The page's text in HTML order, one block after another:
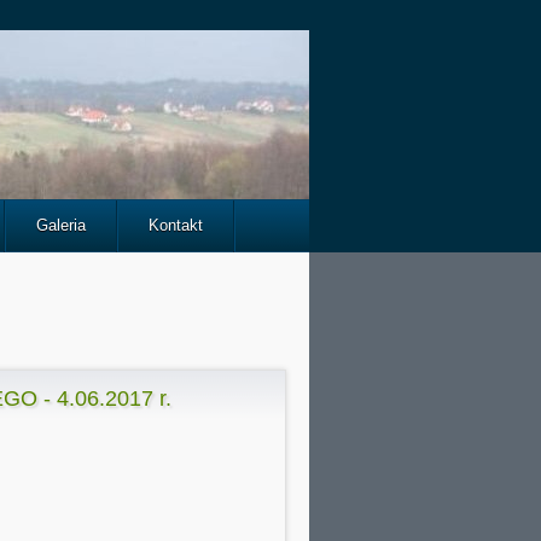
Galeria Kontakt
- 4.06.2017 r.